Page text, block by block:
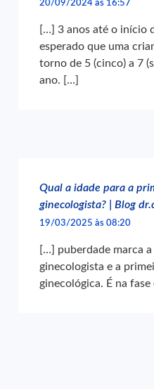
20/09/2024 às 16:57
[…] 3 anos até o início
esperado que uma
torno de 5 (cinco) a 7
ano. […]
Qual a idade para a
ginecologista? | Blog
19/03/2025 às 08:20
[…] puberdade marca
ginecologista e a
ginecológica. É na